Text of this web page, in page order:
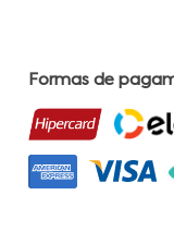
Formas de